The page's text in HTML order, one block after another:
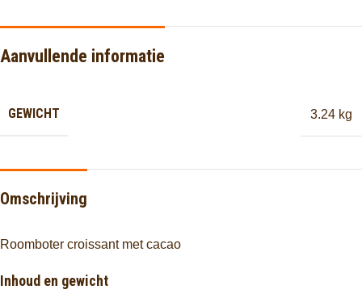
Aanvullende informatie
GEWICHT 3.24 kg
Omschrijving
Roomboter croissantmet cacao
Inhoud en gewicht